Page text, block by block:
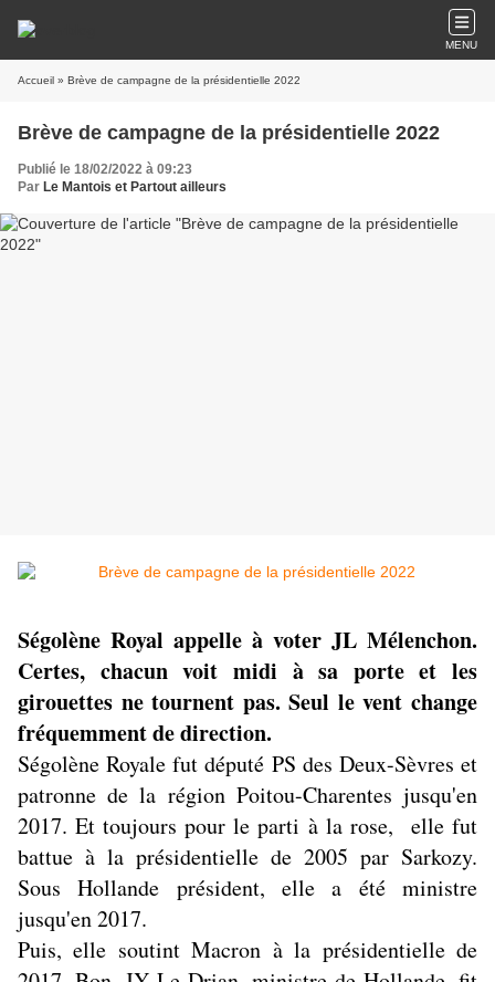
MENU
Accueil » Brève de campagne de la présidentielle 2022
Brève de campagne de la présidentielle 2022
Publié le 18/02/2022 à 09:23
Par Le Mantois et Partout ailleurs
Ségolène Royal appelle à voter JL Mélenchon.
Certes, chacun voit midi à sa porte et les
girouettes ne tournent pas. Seul le vent change
fréquemment de direction.
Ségolène Royale fut député PS des Deux-Sèvres et
patronne de la région Poitou-Charentes jusqu'en
2017. Et toujours pour le parti à la rose, elle fut
battue à la présidentielle de 2005 par Sarkozy.
Sous Hollande président, elle a été ministre
jusqu'en 2017.
Puis, elle soutint Macron à la présidentielle de